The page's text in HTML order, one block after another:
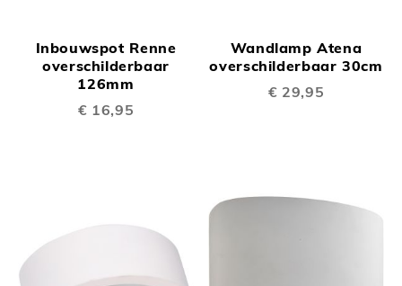
Inbouwspot Renne
overschilderbaar
126mm
€ 16,95
Wandlamp Atena
overschilderbaar 30cm
€ 29,95